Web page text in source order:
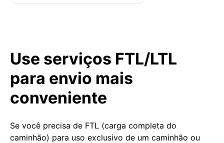
Use serviços FTL/LTL
para envio mais
conveniente
Se você precisa de FTL (carga completa do
caminhão) para uso exclusivo de um caminhão ou